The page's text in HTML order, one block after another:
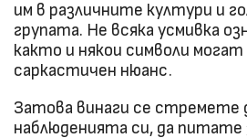
им в различните култури и
групата. Не всяка усмивка
както и някои символи
саркастичен нюанс.
Затова винаги се стремете
наблюденията си, да питате